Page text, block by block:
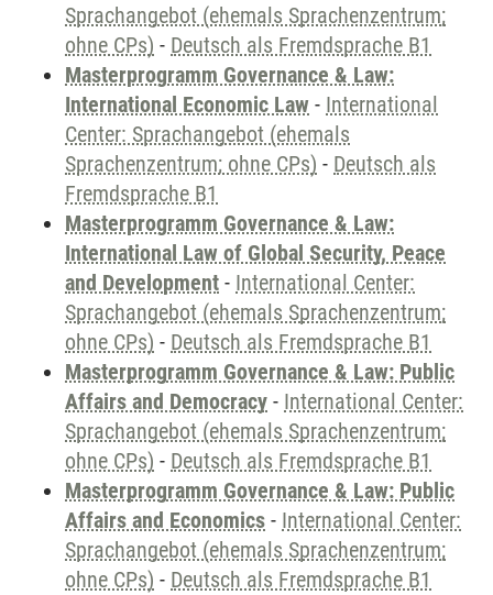
Sprachangebot (ehemals Sprachenzentrum;
ohne CPs) - Deutsch als Fremdsprache B1
Masterprogramm Governance & Law:
International Economic Law - International
Center: Sprachangebot (ehemals
Sprachenzentrum; ohne CPs) - Deutsch als
Fremdsprache B1
Masterprogramm Governance & Law:
International Law of Global Security, Peace
and Development - International Center:
Sprachangebot (ehemals Sprachenzentrum;
ohne CPs) - Deutsch als Fremdsprache B1
Masterprogramm Governance & Law: Public
Affairs and Democracy - International Center:
Sprachangebot (ehemals Sprachenzentrum;
ohne CPs) - Deutsch als Fremdsprache B1
Masterprogramm Governance & Law: Public
Affairs and Economics - International Center:
Sprachangebot (ehemals Sprachenzentrum;
ohne CPs) - Deutsch als Fremdsprache B1